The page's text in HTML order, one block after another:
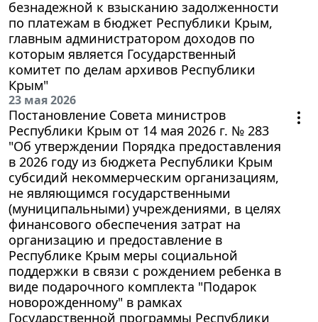
безнадежной к взысканию задолженности
по платежам в бюджет Республики Крым,
главным администратором доходов по
которым является Государственный
комитет по делам архивов Республики
Крым"
23 мая 2026
Постановление Совета министров
Республики Крым от 14 мая 2026 г. № 283
"Об утверждении Порядка предоставления
в 2026 году из бюджета Республики Крым
субсидий некоммерческим организациям,
не являющимся государственными
(муниципальными) учреждениями, в целях
финансового обеспечения затрат на
организацию и предоставление в
Республике Крым меры социальной
поддержки в связи с рождением ребенка в
виде подарочного комплекта "Подарок
новорожденному" в рамках
Государственной программы Республики